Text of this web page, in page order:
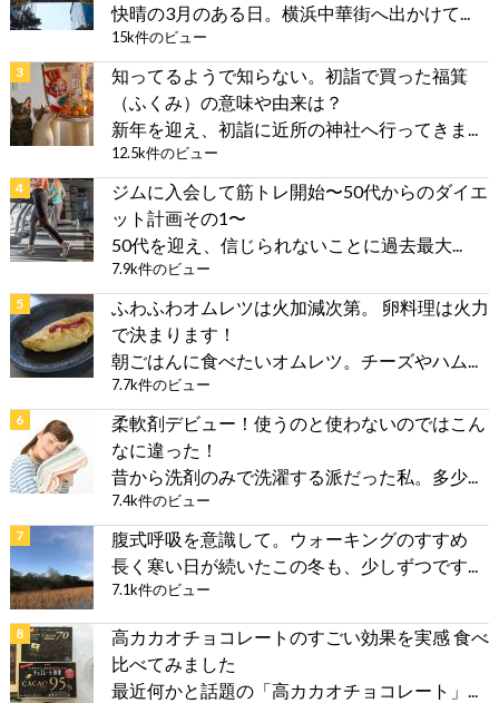
快晴の3月のある日。横浜中華街へ出かけて...
15k件のビュー
知ってるようで知らない。初詣で買った福箕
（ふくみ）の意味や由来は？
新年を迎え、初詣に近所の神社へ行ってきま...
12.5k件のビュー
ジムに入会して筋トレ開始〜50代からのダイエ
ット計画その1〜
50代を迎え、信じられないことに過去最大...
7.9k件のビュー
ふわふわオムレツは火加減次第。 卵料理は火力
で決まります！
朝ごはんに食べたいオムレツ。チーズやハム...
7.7k件のビュー
柔軟剤デビュー！使うのと使わないのではこん
なに違った！
昔から洗剤のみで洗濯する派だった私。多少...
7.4k件のビュー
腹式呼吸を意識して。ウォーキングのすすめ
長く寒い日が続いたこの冬も、少しずつです...
7.1k件のビュー
高カカオチョコレートのすごい効果を実感 食べ
比べてみました
最近何かと話題の「高カカオチョコレート」...